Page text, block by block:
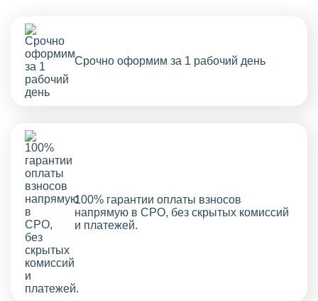
Срочно оформим за 1 рабочий день
100% гарантии оплаты взносов
напрямую в СРО, без скрытых комиссий
и платежей.